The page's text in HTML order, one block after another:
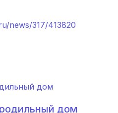
news/317/413820
дом